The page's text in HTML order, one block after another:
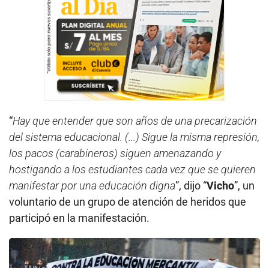
“Hay que entender que son años de una precarización
del sistema educacional. (...) Sigue la misma represión,
los pacos (carabineros) siguen amenazando y
hostigando a los estudiantes cada vez que se quieren
manifestar por una educación digna”, dijo “Vicho”, un
voluntario de un grupo de atención de heridos que
participó en la manifestación.